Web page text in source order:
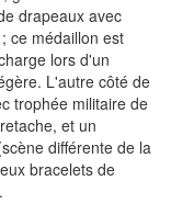
drapeaux avec
ce médaillon est
lors d'un
L'autre côté de
trophée militaire de
et un
différente de la
bracelets de